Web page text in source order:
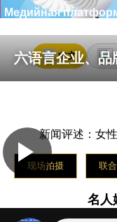
Медийная
в
La plataforma de
الاثنين باللغة العربي
名人媒体
La plateforme
Медийная
в
La plataforma de
六语言企业、品
中文
新闻评述：女
现场拍摄 联
名人